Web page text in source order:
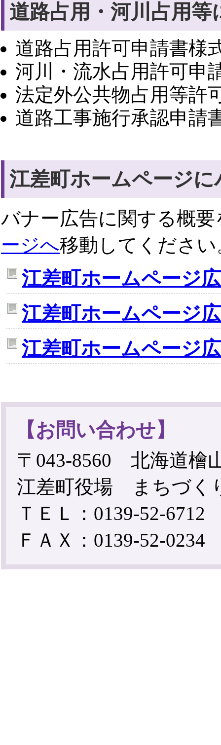
道路占用・河川占用
道路占用許可申請書様
河川・流水占用許可申
法定外公共物占用等許
道路工事施行承認申請
江差町ホームページ
バナー広告に関する概
ージへ移動してください
江差町ホームページ
江差町ホームページ
江差町ホームページ
【お問い合わせ】
〒043-8560 北海道檜
江差町役場 まちづく
ＴＥＬ：0139-52-6712
ＦＡＸ：0139-52-0234